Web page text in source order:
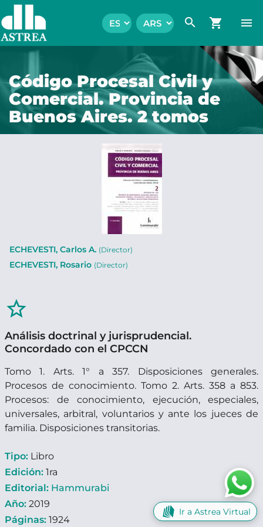
search shopping_cart menu
Código Procesal Civil y
Comercial. Provincia de
Buenos Aires. 2 tomos
ECHEVESTI, Carlos A. (Director)
ECHEVESTI, Rosario (Director)
star_border
Análisis doctrinal y jurisprudencial.
Concordado con el CPCCN
Tomo 1. Arts. 1° a 357. Disposiciones generales.
Procesos de conocimiento. Tomo 2. Arts. 358 a 853.
Procesos: de conocimiento, ejecución, especiales,
universales, arbitral, voluntarios y ante los jueces de
familia. Disposiciones transitorias.
Tipo: Libro
Edición: 1ra
Editorial: Hammurabi
Año: 2019
Páginas: 1924
Ir a Astrea Virtual